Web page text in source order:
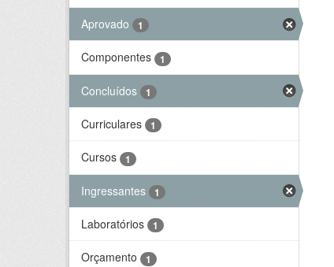
Aprovado 1
Componentes 1
Concluídos 1
Curriculares 1
Cursos 1
Ingressantes 1
Laboratórios 1
Orçamento 1